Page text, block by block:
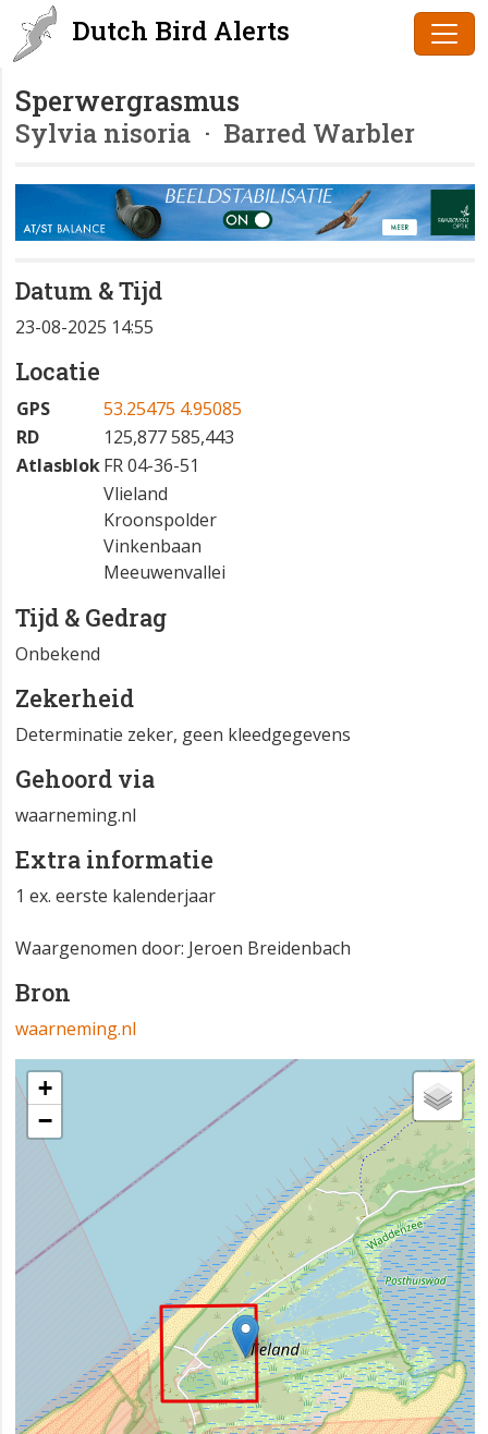
Dutch Bird Alerts
Sperwergrasmus
Sylvia nisoria · Barred Warbler
Datum & Tijd
23-08-2025 14:55
Locatie
GPS
53.25475 4.95085
RD
125,877 585,443
AtlasblokFR 04-36-51
Vlieland
Kroonspolder
Vinkenbaan
Meeuwenvallei
Tijd & Gedrag
Onbekend
Zekerheid
Determinatie zeker, geen kleedgegevens
Gehoord via
waarneming.nl
Extra informatie
1 ex. eerste kalenderjaar
Waargenomen door: Jeroen Breidenbach
Bron
waarneming.nl
+
−